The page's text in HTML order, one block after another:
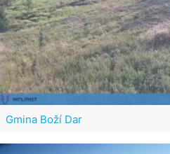
Gmina Boží Dar